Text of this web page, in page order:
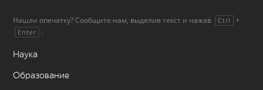
Нашли опечатку? Сообщите нам, выделив текст и нажав Ctrl +
Enter .
Наука
Образование